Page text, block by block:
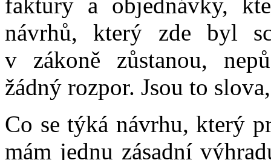
návrhů, který zde byl
v zákoně zůstanou,
žádný rozpor. Jsou to
Co se týká návrhu, který
mám jednu zásadní